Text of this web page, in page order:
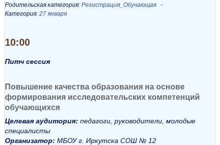
Родительская категория: Регистрация_Обучающая
Категория: 27 января
10:00
Питч сессия
Повышение качества образования на основе
формирования исследовательских компетенций
обучающихся
Целевая аудитория: педагоги, руководители, молодые
специалисты
Организатор: МБОУ г. Иркутска СОШ № 12